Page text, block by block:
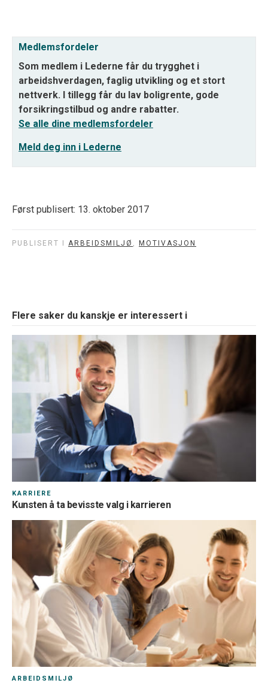
Medlemsfordeler
Som medlem i Lederne får du trygghet i
arbeidshverdagen, faglig utvikling og et stort
nettverk. I tillegg får du lav boligrente, gode
forsikringstilbud og andre rabatter.
Se alle dine medlemsfordeler
Meld deg inn i Lederne
Først publisert: 13. oktober 2017
PUBLISERT I ARBEIDSMILJØ , MOTIVASJON
Flere saker du kanskje er interessert i
KARRIERE
Kunsten å ta bevisste valg i karrieren
ARBEIDSMILJØ